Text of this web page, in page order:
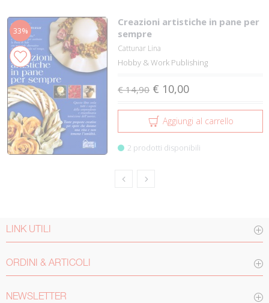
33%
Creazioni artistiche in pane per
sempre
Cattunar Lina
Hobby & Work Publishing
€ 14,90 € 10,00
Aggiungi al carrello
2 prodotti disponibili
LINK UTILI
ORDINI & ARTICOLI
NEWSLETTER